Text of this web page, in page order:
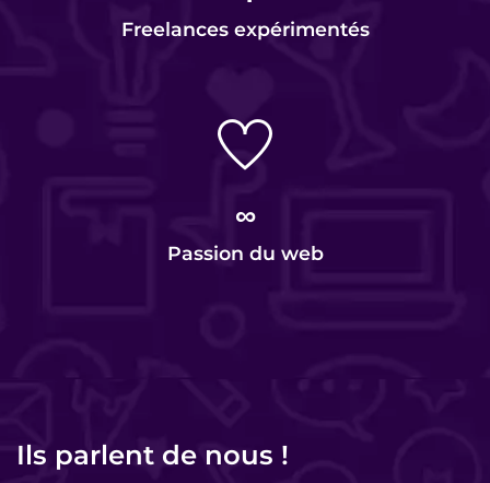
Freelances expérimentés
∞
Passion du web
Ils parlent de nous !